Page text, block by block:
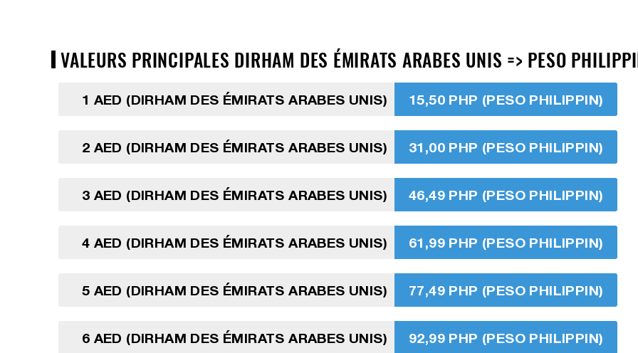
VALEURS PRINCIPALES DIRHAM DES ÉMIRATS ARABES UNIS => PESO
1 AED (DIRHAM DES ÉMIRATS ARABES UNIS) 15,50 PHP (PESO PHILIPPIN)
2 AED (DIRHAM DES ÉMIRATS ARABES UNIS) 31,00 PHP (PESO PHILIPPIN)
3 AED (DIRHAM DES ÉMIRATS ARABES UNIS) 46,49 PHP (PESO PHILIPPIN)
4 AED (DIRHAM DES ÉMIRATS ARABES UNIS) 61,99 PHP (PESO PHILIPPIN)
5 AED (DIRHAM DES ÉMIRATS ARABES UNIS) 77,49 PHP (PESO PHILIPPIN)
6 AED (DIRHAM DES ÉMIRATS ARABES UNIS) 92,99 PHP (PESO PHILIPPIN)